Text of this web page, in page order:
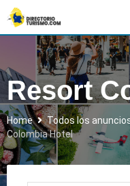
Skip
to
content
Resort
Home Todos los
Colombia Hotel